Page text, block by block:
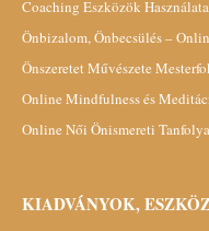
Coaching Eszközök
Önbizalom, Önbecsülés –
Önszeretet Művészete
Online Mindfulness és
Online Női Önismereti
KIADVÁNYOK,